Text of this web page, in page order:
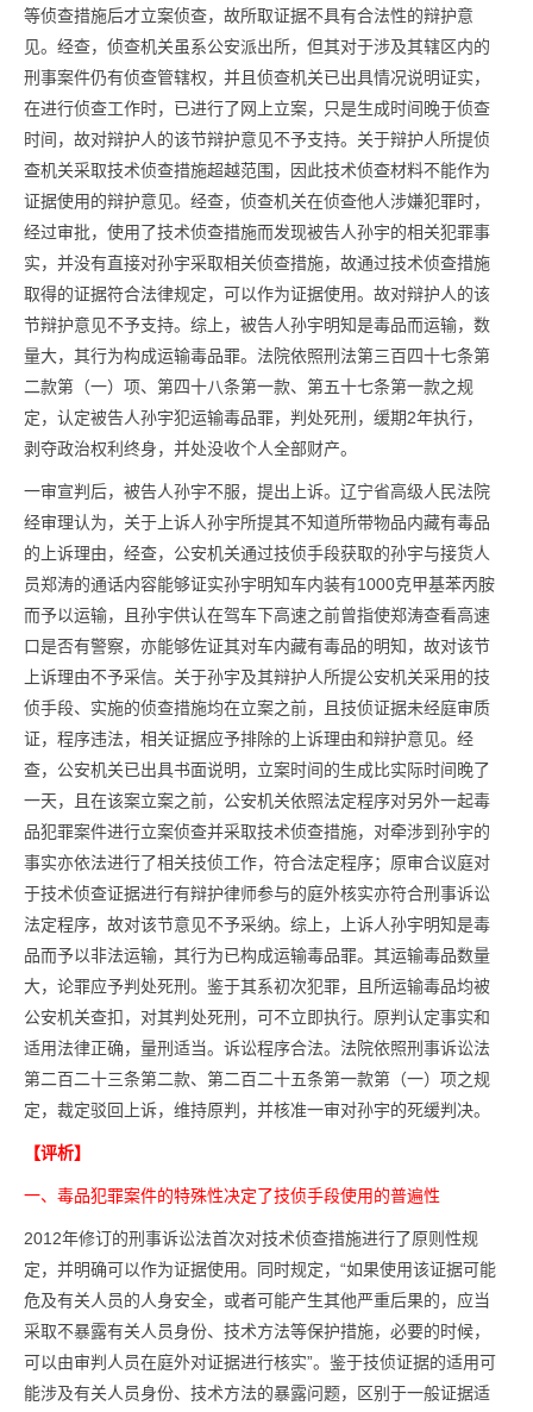
等侦查措施后才立案侦查，故所取证据不具有合法性的辩护意
见。经查，侦查机关虽系公安派出所，但其对于涉及其辖区内的
刑事案件仍有侦查管辖权，并且侦查机关已出具情况说明证实，
在进行侦查工作时，已进行了网上立案，只是生成时间晚于侦查
时间，故对辩护人的该节辩护意见不予支持。关于辩护人所提侦
查机关采取技术侦查措施超越范围，因此技术侦查材料不能作为
证据使用的辩护意见。经查，侦查机关在侦查他人涉嫌犯罪时，
经过审批，使用了技术侦查措施而发现被告人孙宇的相关犯罪事
实，并没有直接对孙宇采取相关侦查措施，故通过技术侦查措施
取得的证据符合法律规定，可以作为证据使用。故对辩护人的该
节辩护意见不予支持。综上，被告人孙宇明知是毒品而运输，数
量大，其行为构成运输毒品罪。法院依照刑法第三百四十七条第
二款第（一）项、第四十八条第一款、第五十七条第一款之规
定，认定被告人孙宇犯运输毒品罪，判处死刑，缓期2年执行，
剥夺政治权利终身，并处没收个人全部财产。
一审宣判后，被告人孙宇不服，提出上诉。辽宁省高级人民法院
经审理认为，关于上诉人孙宇所提其不知道所带物品内藏有毒品
的上诉理由，经查，公安机关通过技侦手段获取的孙宇与接货人
员郑涛的通话内容能够证实孙宇明知车内装有1000克甲基苯丙胺
而予以运输，且孙宇供认在驾车下高速之前曾指使郑涛查看高速
口是否有警察，亦能够佐证其对车内藏有毒品的明知，故对该节
上诉理由不予采信。关于孙宇及其辩护人所提公安机关采用的技
侦手段、实施的侦查措施均在立案之前，且技侦证据未经庭审质
证，程序违法，相关证据应予排除的上诉理由和辩护意见。经
查，公安机关已出具书面说明，立案时间的生成比实际时间晚了
一天，且在该案立案之前，公安机关依照法定程序对另外一起毒
品犯罪案件进行立案侦查并采取技术侦查措施，对牵涉到孙宇的
事实亦依法进行了相关技侦工作，符合法定程序；原审合议庭对
于技术侦查证据进行有辩护律师参与的庭外核实亦符合刑事诉讼
法定程序，故对该节意见不予采纳。综上，上诉人孙宇明知是毒
品而予以非法运输，其行为已构成运输毒品罪。其运输毒品数量
大，论罪应予判处死刑。鉴于其系初次犯罪，且所运输毒品均被
公安机关查扣，对其判处死刑，可不立即执行。原判认定事实和
适用法律正确，量刑适当。诉讼程序合法。法院依照刑事诉讼法
第二百二十三条第二款、第二百二十五条第一款第（一）项之规
定，裁定驳回上诉，维持原判，并核准一审对孙宇的死缓判决。
【评析】
一、毒品犯罪案件的特殊性决定了技侦手段使用的普遍性
2012年修订的刑事诉讼法首次对技术侦查措施进行了原则性规
定，并明确可以作为证据使用。同时规定，“如果使用该证据可能
危及有关人员的人身安全，或者可能产生其他严重后果的，应当
采取不暴露有关人员身份、技术方法等保护措施，必要的时候，
可以由审判人员在庭外对证据进行核实”。鉴于技侦证据的适用可
能涉及有关人员身份、技术方法的暴露问题，区别于一般证据适